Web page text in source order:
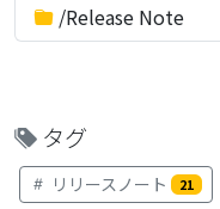
/Release Note
タグ
リリースノート 21